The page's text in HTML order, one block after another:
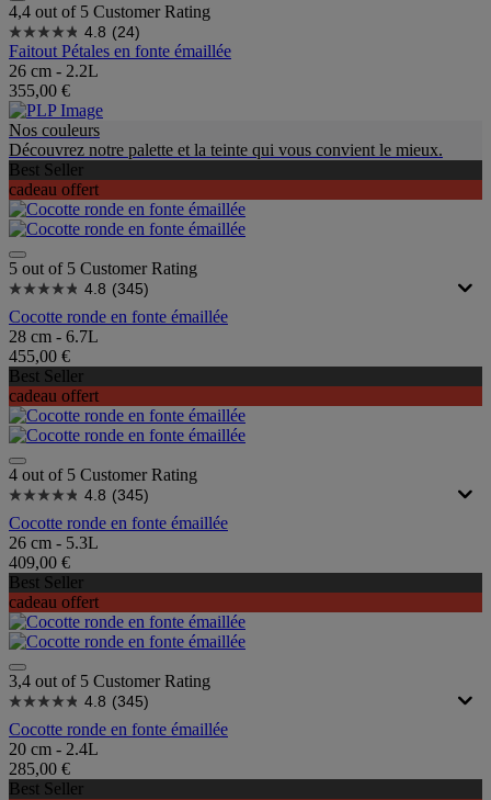
4,4 out of 5 Customer Rating
4.8 (24)
Faitout Pétales en fonte émaillée
26 cm - 2.2L
355,00 €
Nos couleurs
Découvrez notre palette et la teinte qui vous convient le mieux.
Best Seller
cadeau offert
5 out of 5 Customer Rating
4.8 (345)
Cocotte ronde en fonte émaillée
28 cm - 6.7L
455,00 €
Best Seller
cadeau offert
4 out of 5 Customer Rating
4.8 (345)
Cocotte ronde en fonte émaillée
26 cm - 5.3L
409,00 €
Best Seller
cadeau offert
3,4 out of 5 Customer Rating
4.8 (345)
Cocotte ronde en fonte émaillée
20 cm - 2.4L
285,00 €
Best Seller